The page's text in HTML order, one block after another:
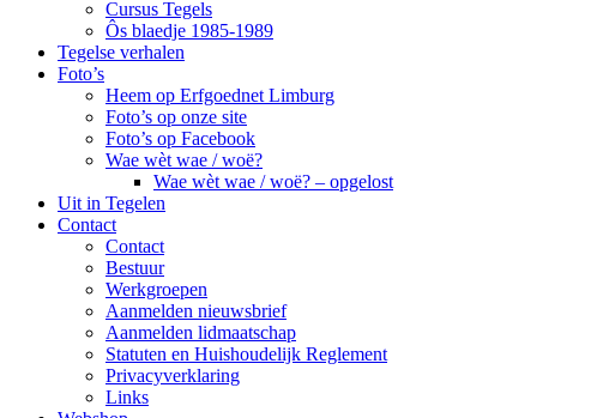
Cursus Tegels
Ôs blaedje 1985-1989
Tegelse verhalen
Foto’s
Heem op Erfgoednet Limburg
Foto’s op onze site
Foto’s op Facebook
Wae wèt wae / woë?
Wae wèt wae / woë? – opgelost
Uit in Tegelen
Contact
Contact
Bestuur
Werkgroepen
Aanmelden nieuwsbrief
Aanmelden lidmaatschap
Statuten en Huishoudelijk Reglement
Privacyverklaring
Links